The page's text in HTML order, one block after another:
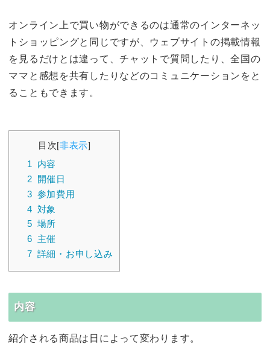
オンライン上で買い物ができるのは通常のインターネッ
トショッピングと同じですが、ウェブサイトの掲載情報
を見るだけとは違って、チャットで質問したり、全国の
ママと感想を共有したりなどのコミュニケーションをと
ることもできます。
目次[非表示]
1
内容
2 開催日
3 参加費用
4 対象
5 場所
6 主催
7 詳細・お申し込み
内容
紹介される商品は日によって変わります。